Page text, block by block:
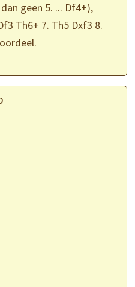
geen 5. ... Df4+),
Th6+ 7. Th5 Dxf3 8.